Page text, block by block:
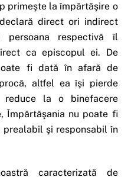
primeşte la împărtăşire o
direct ori indirect
respectivă îl
ca episcopul ei. De
fi dată în afară de
altfel ea îşi pierde
la o binefacere
Împărtăşania nu poate fi
şi responsabil în
caracterizată de